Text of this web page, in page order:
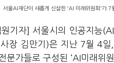
서울AI재단이 새롭게 신설한 'AI 미래위원회'가 7
기자] 서울시의 인공지능
장 김만기)은 지난 7월 4
문가들로 구성된 ‘AI미래위